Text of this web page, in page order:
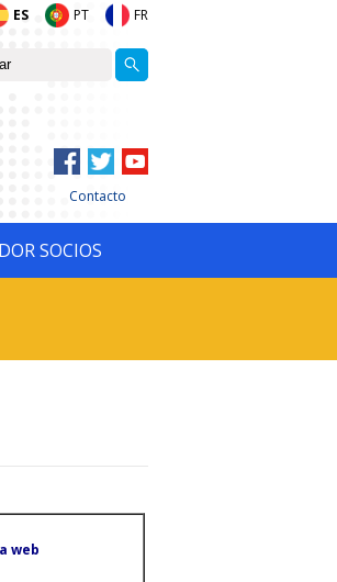
ES PT FR
Contacto
SOCIOS
web